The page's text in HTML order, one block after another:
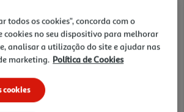
kcal/kg
todos os cookies", concorda com o
cookies no seu dispositivo para melhorar
analisar a utilização do site e ajudar nas
marketing. Política de Cookies
cookies